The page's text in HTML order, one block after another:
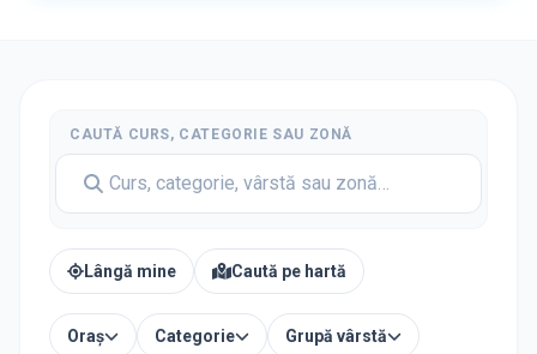
CAUTĂ CURS, CATEGORIE SAU ZONĂ
Lângă mine Caută pe hartă
Oraș Categorie Grupă vârstă